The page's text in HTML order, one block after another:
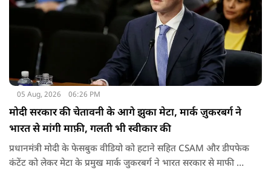
05 Aug, 2026 06:26 PM
मोदी सरकार की चेतावनी के आगे झुका मेटा, मार्क ज़ुकरबर्ग ने
भारत से मांगी माफ़ी, गलती भी स्वीकार की
प्रधानमंत्री मोदी के फेसबुक वीडियो को हटाने सहित CSAM और डीपफेक
कंटेंट को लेकर मेटा के प्रमुख मार्क जुकरबर्ग ने भारत सरकार से माफी मांग